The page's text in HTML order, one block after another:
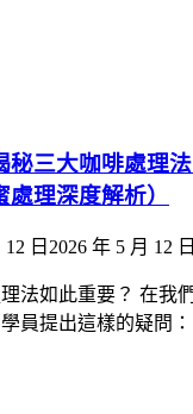
秘三大咖啡處理
處理深度解析）
日 2026 年 5 月 12 日
法如此重要？ 在我
員提出這樣的疑問